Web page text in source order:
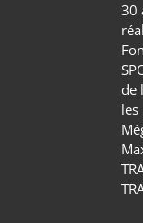
30
de
les